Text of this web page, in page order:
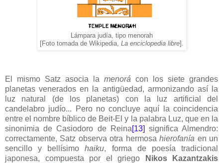
Lámpara judía, tipo menorah
[Foto tomada de Wikipedia, La enciclopedia libre].
El mismo Satz asocia la menorá con los siete grandes
planetas venerados en la antigüedad, armonizando así la
luz natural (de los planetas) con la luz artificial del
candelabro judío... Pero no concluye aquí la coincidencia
entre el nombre bíblico de Beit-El y la palabra Luz, que en la
sinonimia de Casiodoro de Reina[13] significa Almendro:
correctamente, Satz observa otra hermosahierofanía en un
sencillo y bellísimohaiku, forma de poesía tradicional
japonesa, compuesta por el griego
Nikos Kazantzakis